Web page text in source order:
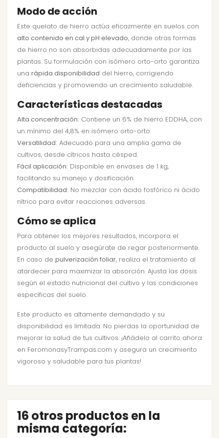
Modo de acción
Este quelato de hierro actúa eficazmente en suelos con
alto contenido en cal y pH elevado, donde otras formas
de hierro no son absorbidas adecuadamente por las
plantas. Su formulación con isómero orto-orto garantiza
una rápida disponibilidad del hierro, corrigiendo
deficiencias y promoviendo un crecimiento saludable.
Características destacadas
Alta concentración: Contiene un 6% de hierro EDDHA, con
un mínimo del 4,8% en isómero orto-orto.
Versatilidad: Adecuado para una amplia gama de
cultivos, desde cítricos hasta césped.
Fácil aplicación: Disponible en envases de 1 kg,
facilitando su manejo y dosificación.
Compatibilidad: No mezclar con ácido fosfórico ni ácido
nítrico para evitar reacciones adversas.
Cómo se aplica
Para obtener los mejores resultados, incorpora el
producto al suelo y asegúrate de regar posteriormente.
En caso de pulverización foliar, realiza el tratamiento al
atardecer para maximizar la absorción. Ajusta las dosis
según el estado nutricional del cultivo y las condiciones
específicas del suelo.
Este producto es altamente demandado y su
disponibilidad es limitada. No pierdas la oportunidad de
mejorar la salud de tus cultivos. ¡Añádelo al carrito ahora
en FeromonasyTrampas.com y asegura un crecimiento
vigoroso y saludable para tus plantas!
16 otros productos en la
misma categoría: